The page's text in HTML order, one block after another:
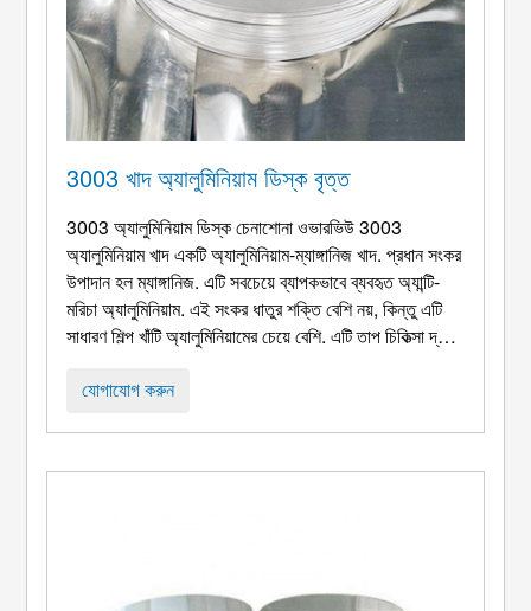
3003 খাদ অ্যালুমিনিয়াম ডিস্ক বৃত্ত
3003 অ্যালুমিনিয়াম ডিস্ক চেনাশোনা ওভারভিউ 3003
অ্যালুমিনিয়াম খাদ একটি অ্যালুমিনিয়াম-ম্যাঙ্গানিজ খাদ. প্রধান সংকর
উপাদান হল ম্যাঙ্গানিজ. এটি সবচেয়ে ব্যাপকভাবে ব্যবহৃত অ্যান্টি-
মরিচা অ্যালুমিনিয়াম. এই সংকর ধাতুর শক্তি বেশি নয়, কিন্তু এটি
সাধারণ শিল্প খাঁটি অ্যালুমিনিয়ামের চেয়ে বেশি. এটি তাপ চিকিত্সা দ্বারা
হয়. এর যান্ত্রিক বৈশিষ্ট্য উন্নত করতে. অ্যালুমিনিয়াম সম্পর্কিত ...
যোগাযোগ করুন